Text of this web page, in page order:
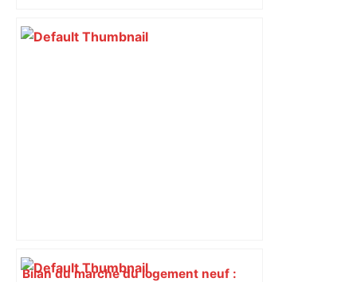
Bilan du marché du logement neuf :